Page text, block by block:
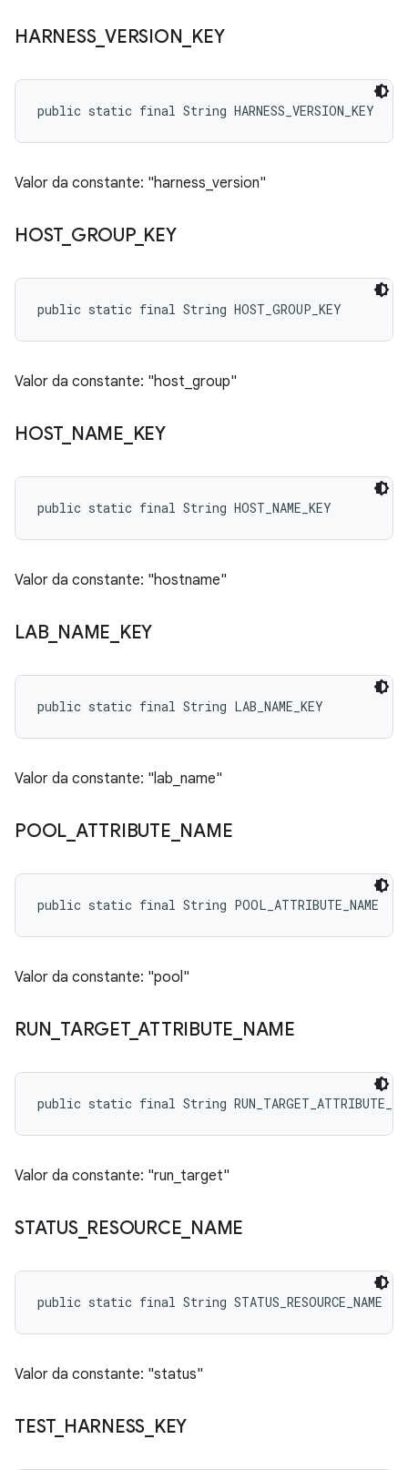
HARNESS_ VERSION KEY
public static final String HARNESS_VERSION_KEY
Valor da constante: "harness_version"
HOST_ GROUP_ KEY
public static final String HOST_GROUP_KEY
Valor da constante: "host_group"
HOST_ NAME KEY
public static final String HOST_NAME_KEY
Valor da constante: "hostname"
LAB_ NAME KEY
public static final String LAB_NAME_KEY
Valor da constante: "lab_name"
POOL ATTRIBUTE NAME
public static final String POOL_ATTRIBUTE_NAME
Valor da constante: "pool"
RUN TARGET_ATTRIBUTE NAME
public static final String
Valor da constante: "run_target"
STATUS_ RESOURCE NAME
public static final String STATUS_RESOURCE_NAME
Valor da constante: "status"
TEST_ HARNESS KEY